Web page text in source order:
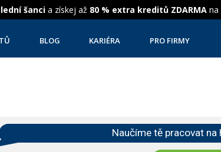
šanci a získej až 80 % extra kreditů ZDARMA na
BLOG KARIÉRA PRO FIRMY
Naučíme tě pracovat na